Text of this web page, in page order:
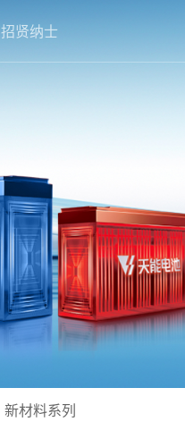
招贤纳士
新材料系列